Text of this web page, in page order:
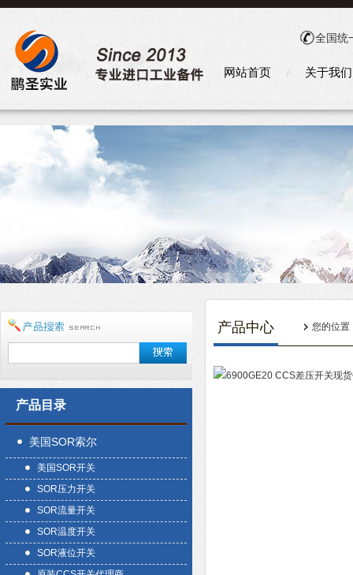
全国统
网站首页 关于我们
产品目录
美国SOR索尔
美国SOR开关
SOR压力开关
SOR流量开关
SOR温度开关
SOR液位开关
产品中心 您的位置